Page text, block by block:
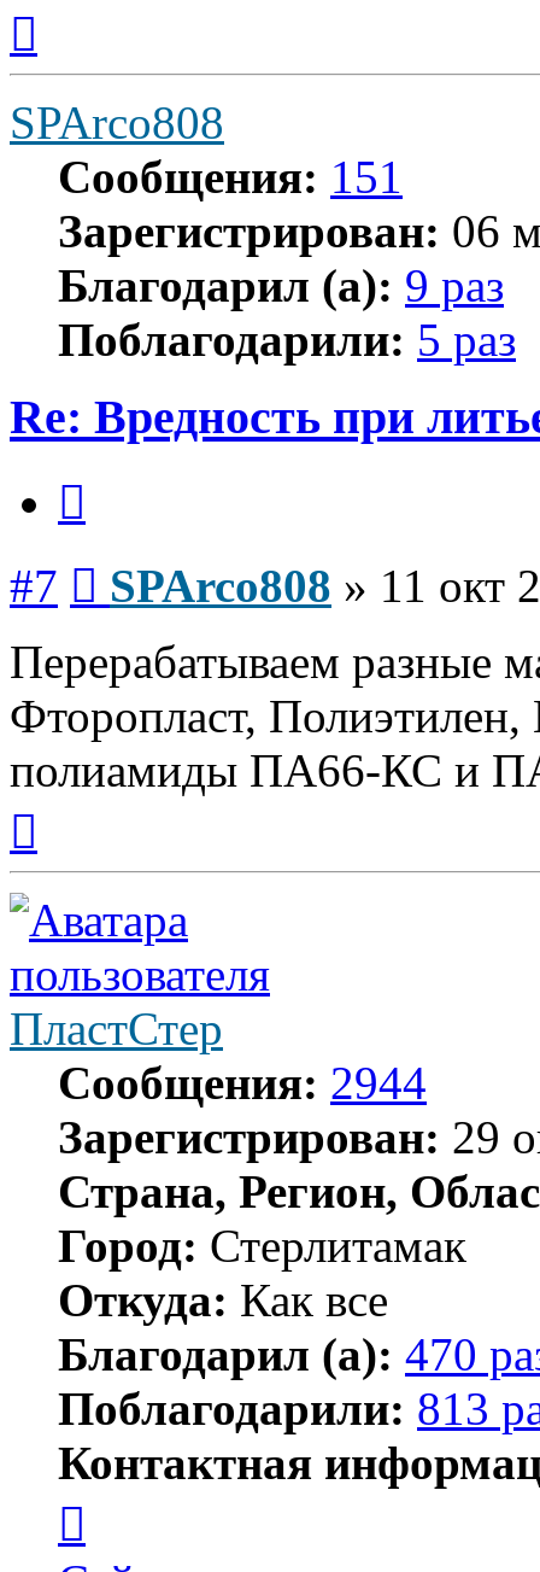
началу
SPArco808
Сообщения: 151
Зарегистрирован: 06
Благодарил (а): 9 раз
Поблагодарили: 5 раз
Re: Вредность при
#7 SPArco808 » 11 окт
Перерабатываем
Фторопласт,
полиамиды ПА66-КС и
началу
ПластСтер
Сообщения: 2944
Зарегистрирован: 29
Страна, Регион,
Город: Стерлитамак
Откуда: Как все
Благодарил (а): 470
Поблагодарили: 813
Контактная
пользователя
ПластСтер